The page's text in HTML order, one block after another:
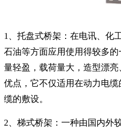
1、托盘式桥架：在电讯、化
石油等方面应用使用得较多
量轻盈，载荷量大，造型漂
优点，它不仅适用在动力电
缆的敷设。
2、梯式桥架：一种由国内外